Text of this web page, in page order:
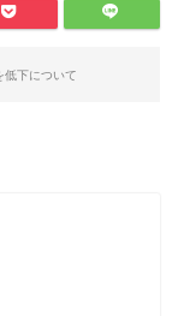
低下について